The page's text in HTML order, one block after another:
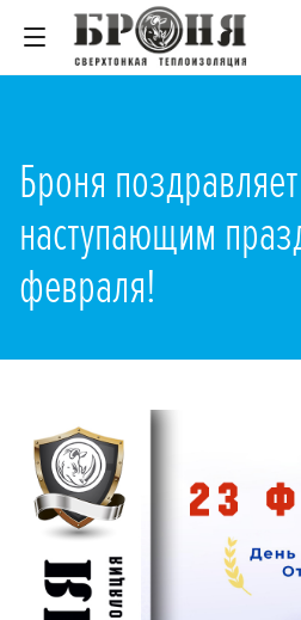
Броня
наступающим
февраля!